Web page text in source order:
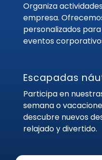
Organiza
empresa.
personalizados
eventos
Escapadas
Participa en
semana o
descubre nuevos
relajado y divertido.